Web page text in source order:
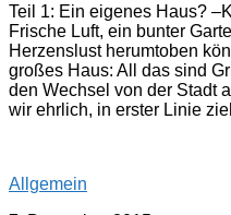
Teil 1: Ein eigenes Haus?
Frische Luft, ein bunter
Herzenslust herumtoben
großes Haus: All das sind
den Wechsel von der Stadt
wir ehrlich, in erster Linie
Allgemein